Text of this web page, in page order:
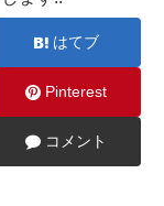
はてブ
Pinterest
コメント